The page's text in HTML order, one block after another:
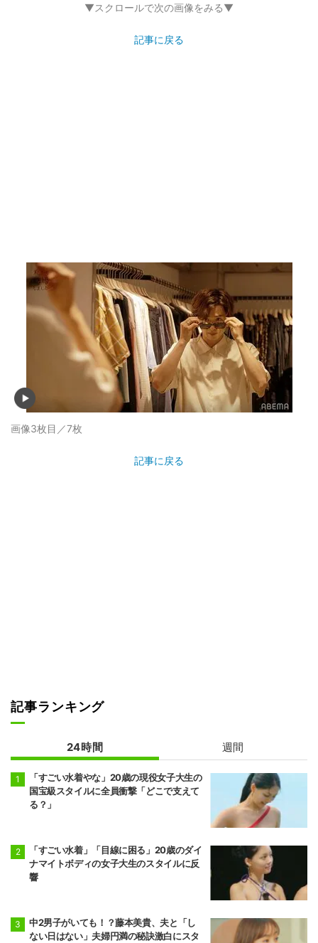
▼スクロールで次の画像をみる▼
記事に戻る
画像3枚目／7枚
記事に戻る
記事ランキング
24時間 週間
「すごい水着やな」20歳の現役女子大生の
国宝級スタイルに全員衝撃「どこで支えて
る？」
「すごい水着」「目線に困る」20歳のダイ
ナマイトボディの女子大生のスタイルに反
響
中2男子がいても！？藤本美貴、夫と「し
ない日はない」夫婦円満の秘訣激白にスタ